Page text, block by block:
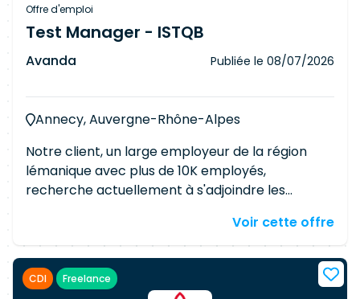
Offre d'emploi
Test Manager - ISTQB
Avanda Publiée le 08/07/2026
Annecy, Auvergne-Rhône-Alpes
Notre client, un large employeur de la région
lémanique avec plus de 10K employés,
recherche actuellement à s'adjoindre les
poste est un contrat permanent.
Responsabilités Définir et piloter la stratégie de
test d'un ou plusieurs projets, basée sur les
risques et les exigences Planifier et coordonner
Voir cette offre
CDI Freelance